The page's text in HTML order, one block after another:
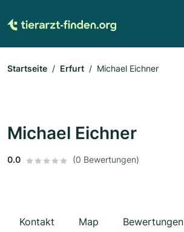
Startseite Erfurt Michael Eichner
Michael Eichner
0.0 (0 Bewertungen)
Kontakt Map Bewertungen